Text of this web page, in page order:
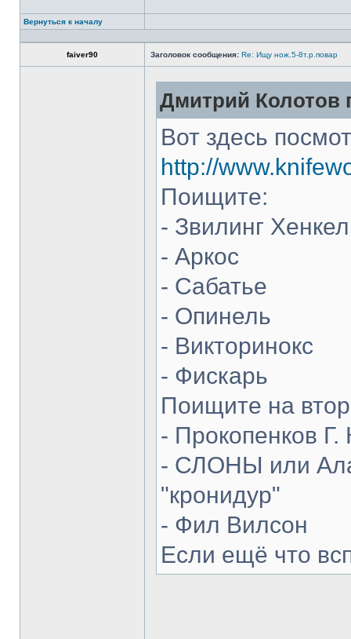
Вернуться к началу
faiver90 Заголовок сообщения: Re: Ищу нож.5-8т.р.повар
Дмитрий Колотов
Вот здесь
http://
Поищите:
- Звилинг
- Аркос
- Сабатье
- Опинель
- Викторинокс
- Фискарь
Поищите на
- Прокопенков Г.
- СЛОНЫ или
"кронидур"
- Фил Вилсон
Если ещё что